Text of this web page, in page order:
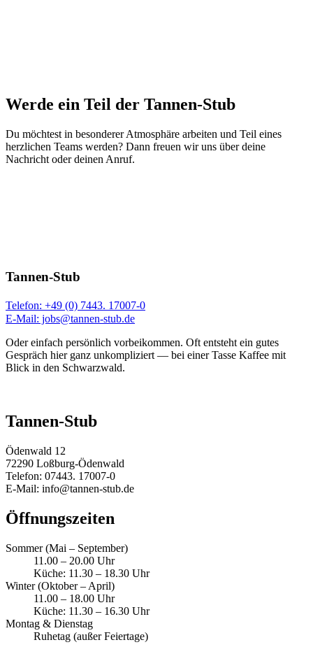
Werde ein Teil der Tannen-Stub
Du möchtest in besonderer Atmosphäre arbeiten und Teil eines
herzlichen Teams werden? Dann freuen wir uns über deine
Nachricht oder deinen Anruf.
Tannen-Stub
Telefon: +49 (0) 7443. 17007-0
E-Mail: jobs@tannen-stub.de
Oder einfach persönlich vorbeikommen. Oft entsteht ein gutes
Gespräch hier ganz unkompliziert — bei einer Tasse Kaffee mit
Blick in den Schwarzwald.
Tannen-Stub
Ödenwald 12
72290 Loßburg-Ödenwald
Telefon: 07443. 17007-0
E-Mail: info@tannen-stub.de
Öffnungszeiten
Sommer (Mai – September)
11.00 – 20.00 Uhr
Küche: 11.30 – 18.30 Uhr
Winter (Oktober – April)
11.00 – 18.00 Uhr
Küche: 11.30 – 16.30 Uhr
Montag & Dienstag
Ruhetag (außer Feiertage)